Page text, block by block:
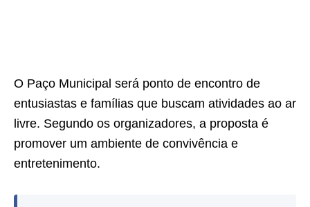
O Paço Municipal será ponto de encontro de
entusiastas e famílias que buscam atividades ao ar
livre. Segundo os organizadores, a proposta é
promover um ambiente de convivência e
entretenimento.